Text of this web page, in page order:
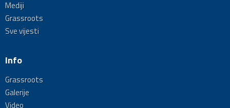
Mediji
Grassroots
Sve vijesti
Info
Grassroots
Galerije
Video